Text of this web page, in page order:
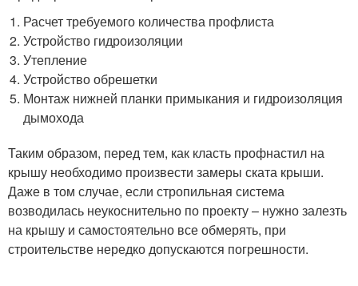
Расчет требуемого количества профлиста
Устройство гидроизоляции
Утепление
Устройство обрешетки
Монтаж нижней планки примыкания и гидроизоляция
дымохода
Таким образом, перед тем, как класть профнастил на
крышу необходимо произвести замеры ската крыши.
Даже в том случае, если стропильная система
возводилась неукоснительно по проекту – нужно залезть
на крышу и самостоятельно все обмерять, при
строительстве нередко допускаются погрешности.